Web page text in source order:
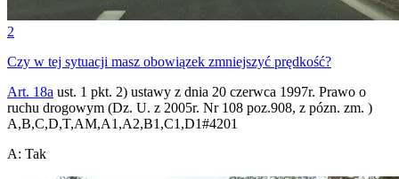
2
Czy w tej sytuacji masz obowiązek zmniejszyć prędkość?
Art. 18a ust. 1 pkt. 2) ustawy z dnia 20 czerwca 1997r. Prawo o
ruchu drogowym (Dz. U. z 2005r. Nr 108 poz.908, z pózn. zm. )
A,B,C,D,T,AM,A1,A2,B1,C1,D1#4201
A: Tak